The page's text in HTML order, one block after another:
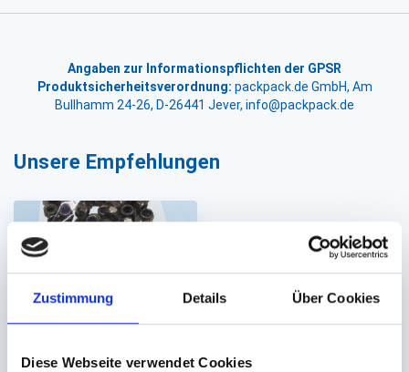
Zustimmung Details Über Cookies
Diese Webseite verwendet Cookies
Angaben zur Informationspflichten der GPSR
Produktsicherheitsverordnung: packpack.de GmbH, Am
Bullhamm 24-26, D-26441 Jever, info@packpack.de
Unsere Empfehlungen
Druckverschlussbeutel